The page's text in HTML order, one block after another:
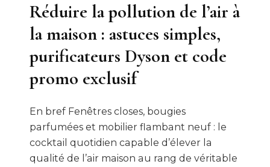
Réduire la pollution de l’air à
la maison : astuces simples,
purificateurs Dyson et code
promo exclusif
En bref Fenêtres closes, bougies
parfumées et mobilier flambant neuf : le
cocktail quotidien capable d’élever la
qualité de l’air maison au rang de véritable